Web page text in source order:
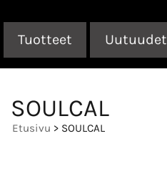
Tuotteet Uutuudet
SOULCAL
Etusivu > SOULCAL